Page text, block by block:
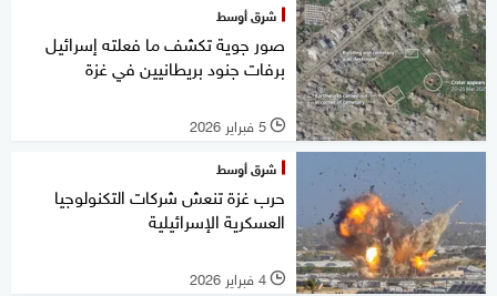
شرق أوسط
صور جوية تكشف ما فعلته إسرائيل
برفات جنود بريطانيين في غزة
l 5 فبراير 2026
شرق أوسط
حرب غزة تنعش شركات التكنولوجيا
العسكرية الإسرائيلية
l 4 فبراير 2026